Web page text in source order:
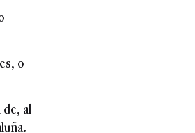
o
al